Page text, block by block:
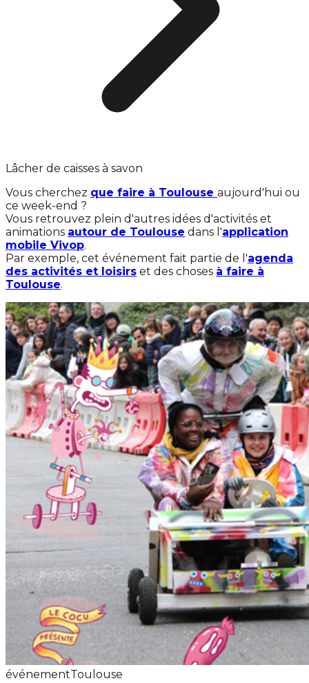
Lâcher de caisses à savon
Vous cherchez que faire à Toulouse aujourd'hui ou
ce week-end ?
Vous retrouvez plein d'autres idées d'activités et
animations autour de Toulouse dans l'application
mobile Vivop.
Par exemple, cet événement fait partie de l'agenda
des activités et loisirs et des choses à faire à
Toulouse.
événementToulouse